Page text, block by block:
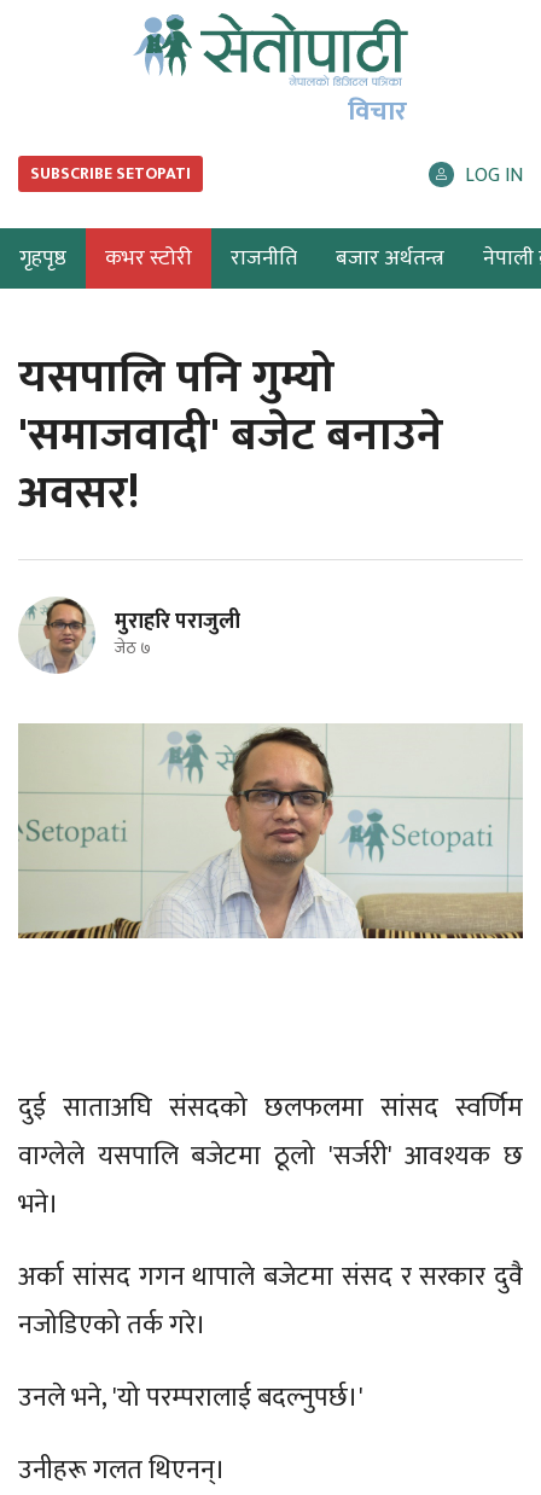
विचार
SUBSCRIBE SETOPATI LOG IN
गृहपृष्ठ कभर स्टोरी राजनीति बजार अर्थतन्त्र नेपाली
यसपालि पनि गुम्यो
'समाजवादी' बजेट बनाउने
अवसर!
मुराहरि पराजुली
जेठ ७
दुई साताअघि संसदको छलफलमा सांसद स्वर्णिम
वाग्लेले यसपालि बजेटमा ठूलो 'सर्जरी' आवश्यक छ
भने।
अर्का सांसद गगन थापाले बजेटमा संसद र सरकार दुवै
नजोडिएको तर्क गरे।
उनले भने, 'यो परम्परालाई बदल्नुपर्छ।'
उनीहरू गलत थिएनन्।